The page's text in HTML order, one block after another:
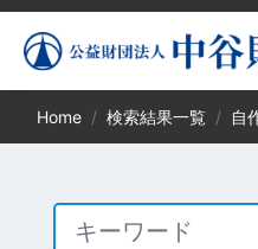
Home 検索結果一覧 自